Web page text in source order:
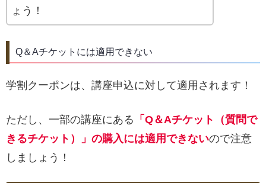
ょう！
Q＆Aチケットには適用できない
学割クーポンは、講座申込に対して適用されます！
ただし、一部の講座にある 「Q＆Aチケット（質問で
きるチケット）」の購入には適用できないので注意
しましょう！